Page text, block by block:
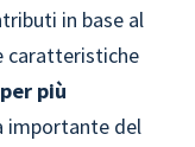
in base al
caratteristiche
più
importante del